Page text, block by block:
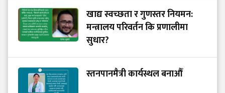
खाद्य स्वच्छता र गुणस्तर नियमन:
मन्त्रालय परिवर्तन कि प्रणालीमा
सुधार?
स्तनपानमैत्री कार्यस्थल बनाऔँ